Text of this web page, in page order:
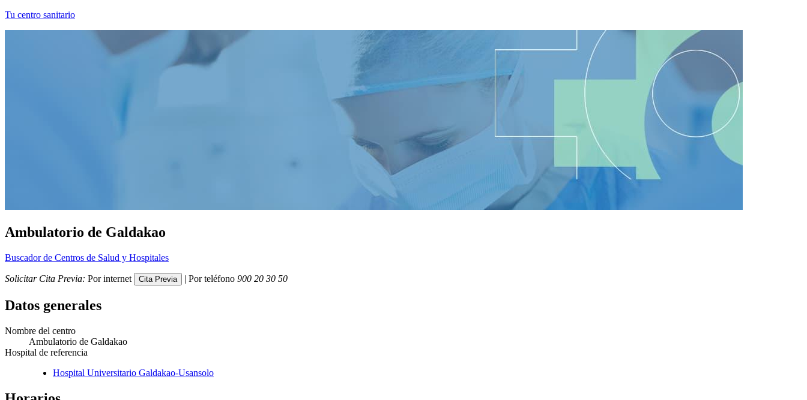
Tu centro sanitario
Ambulatorio de Galdakao
Buscador de Centros de Salud y Hospitales
Solicitar Cita Previa: Por internet | Por teléfono 900 20 30 50
Datos generales
Nombre del centro
Ambulatorio de Galdakao
Hospital de referencia
Hospital Universitario Galdakao-Usansolo